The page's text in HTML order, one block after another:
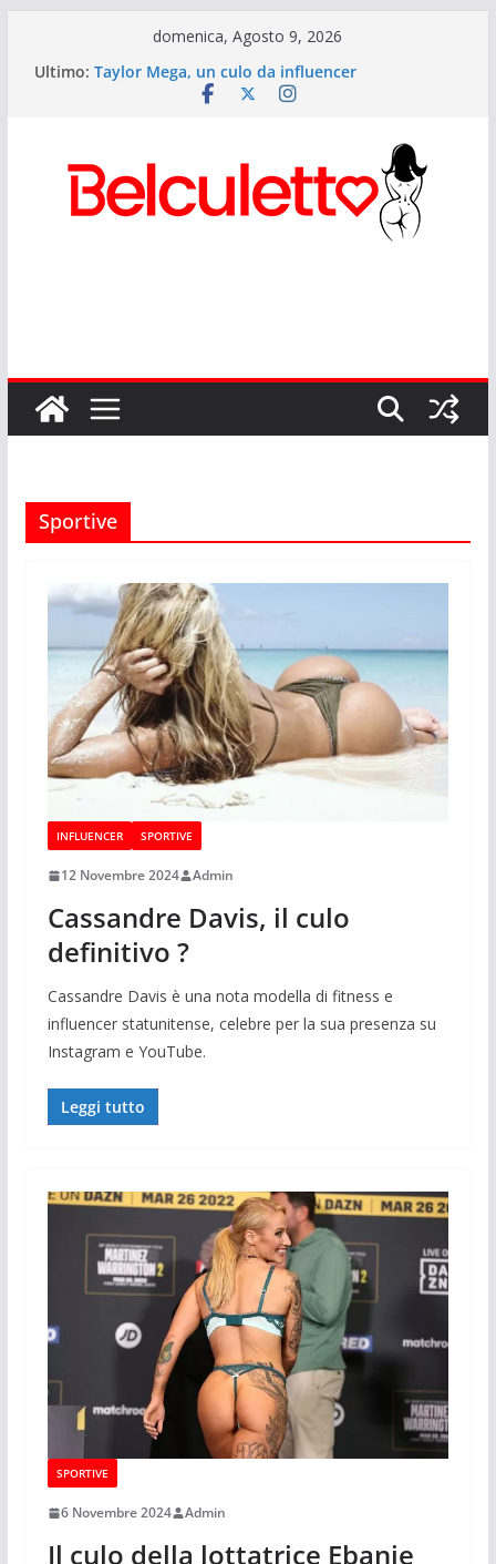
domenica, Agosto 9, 2026
Ultimo: Taylor Mega, un culo da influencer
Elettra Lamborghini: i segreti del culetto più
Anitta: il Lato B più potente del pop mondiale
Sexy Giorgia il lato b di Onlyfans
Rihanna ed il suo lato b musicale
Sportive
INFLUENCER SPORTIVE
12 Novembre 2024 Admin
Cassandre Davis, il culo
definitivo ?
Cassandre Davis è una nota modella di fitness e
influencer statunitense, celebre per la sua presenza su
Instagram e YouTube.
Leggi tutto
SPORTIVE
6 Novembre 2024 Admin
Il culo della lottatrice Ebanie